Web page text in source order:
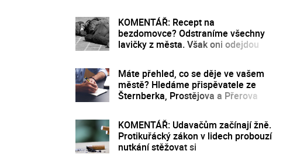
KOMENTÁŘ: Recept na
bezdomovce? Odstraníme všechny
lavičky z města. Však oni odejdou
Máte přehled, co se děje ve vašem
městě? Hledáme přispěvatele ze
Šternberka, Prostějova a Přerova
KOMENTÁŘ: Udavačům začínají žně.
Protikuřácký zákon v lidech probouzí
nutkání stěžovat si